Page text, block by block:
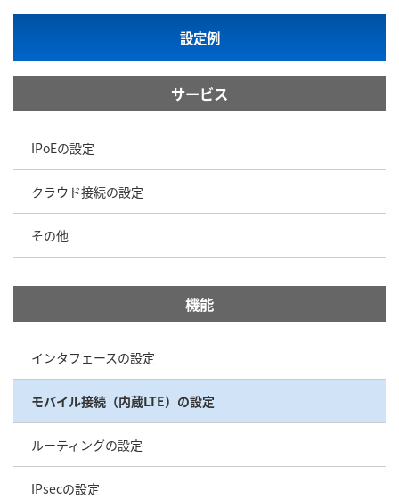
設定例
サービス
IPoEの設定
クラウド接続の設定
その他
機能
インタフェースの設定
モバイル接続（内蔵LTE）の設定
ルーティングの設定
IPsecの設定